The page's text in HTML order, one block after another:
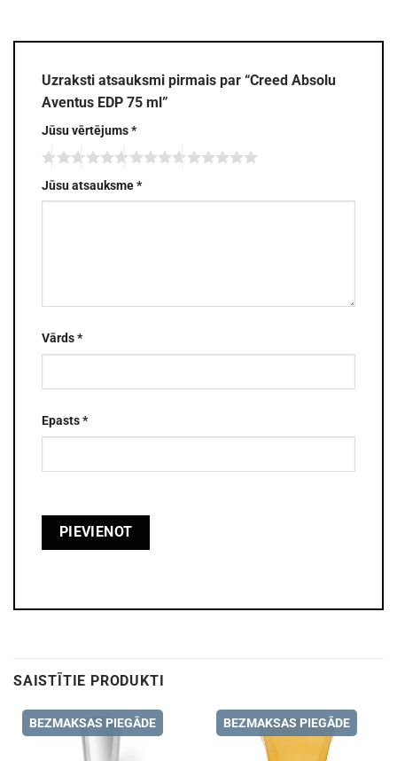
Uzraksti atsauksmi pirmais par “Creed Absolu
Aventus EDP 75 ml”
Jūsu vērtējums*
Jūsu atsauksme*
Vārds*
Epasts*
SAISTĪTIE PRODUKTI
BEZMAKSAS PIEGĀDE BEZMAKSAS PIEGĀDE